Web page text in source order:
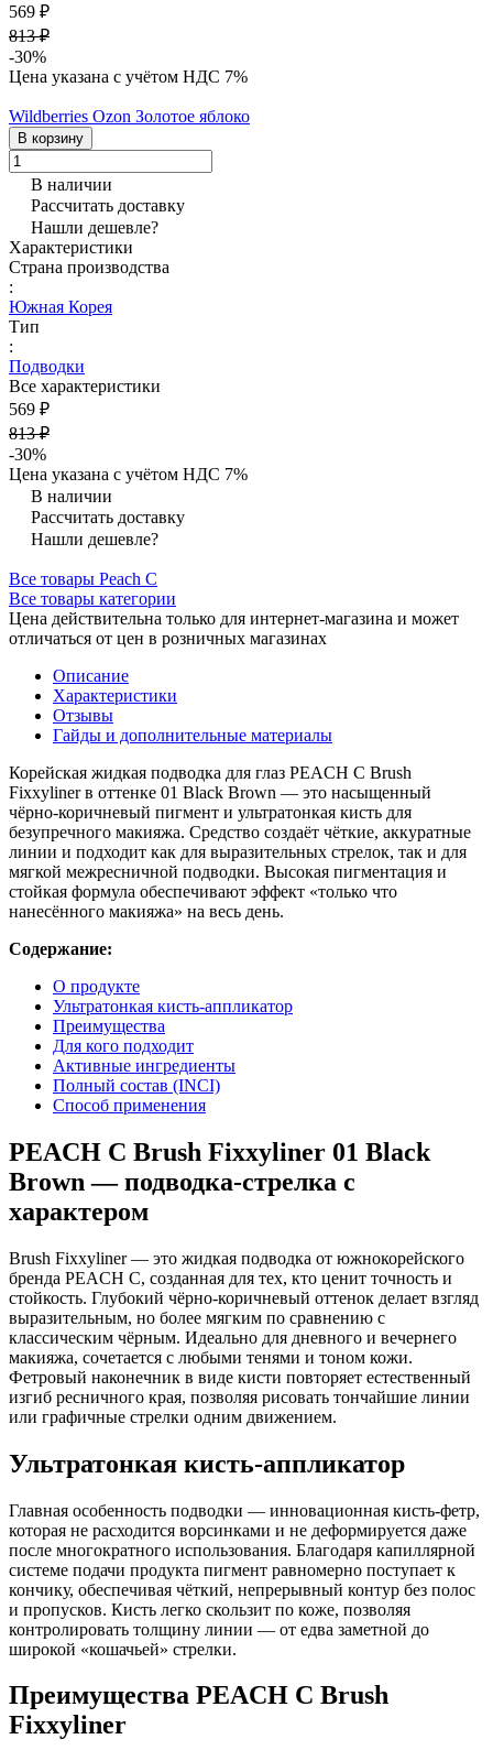
569 ₽
813 ₽
-30%
Цена указана с учётом НДС 7%
Wildberries Ozon Золотое яблоко
В корзину
В наличии
Рассчитать доставку
Нашли дешевле?
Характеристики
Страна производства
:
Южная Корея
Тип
:
Подводки
Все характеристики
569 ₽
813 ₽
-30%
Цена указана с учётом НДС 7%
В наличии
Рассчитать доставку
Нашли дешевле?
Все товары Peach C
Все товары категории
Цена действительна только для интернет-магазина и может
отличаться от цен в розничных магазинах
Описание
Характеристики
Отзывы
Гайды и дополнительные материалы
Корейская жидкая подводка для глаз PEACH C Brush
Fixxyliner в оттенке 01 Black Brown — это насыщенный
чёрно-коричневый пигмент и ультратонкая кисть для
безупречного макияжа. Средство создаёт чёткие, аккуратные
линии и подходит как для выразительных стрелок, так и для
мягкой межресничной подводки. Высокая пигментация и
стойкая формула обеспечивают эффект «только что
нанесённого макияжа» на весь день.
Содержание:
О продукте
Ультратонкая кисть-аппликатор
Преимущества
Для кого подходит
Активные ингредиенты
Полный состав (INCI)
Способ применения
PEACH C Brush Fixxyliner 01 Black
Brown — подводка-стрелка с
характером
Brush Fixxyliner — это жидкая подводка от южнокорейского
бренда PEACH C, созданная для тех, кто ценит точность и
стойкость. Глубокий чёрно-коричневый оттенок делает взгляд
выразительным, но более мягким по сравнению с
классическим чёрным. Идеально для дневного и вечернего
макияжа, сочетается с любыми тенями и тоном кожи.
Фетровый наконечник в виде кисти повторяет естественный
изгиб ресничного края, позволяя рисовать тончайшие линии
или графичные стрелки одним движением.
Ультратонкая кисть-аппликатор
Главная особенность подводки — инновационная кисть-фетр,
которая не расходится ворсинками и не деформируется даже
после многократного использования. Благодаря капиллярной
системе подачи продукта пигмент равномерно поступает к
кончику, обеспечивая чёткий, непрерывный контур без полос
и пропусков. Кисть легко скользит по коже, позволяя
контролировать толщину линии — от едва заметной до
широкой «кошачьей» стрелки.
Преимущества PEACH C Brush
Fixxyliner